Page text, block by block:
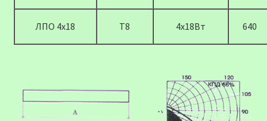
ЛПО 4х18 Т8 4х18Вт 640